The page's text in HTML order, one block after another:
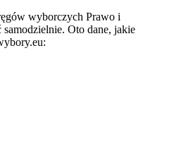
wyborczych Prawo i
Oto dane, jakie